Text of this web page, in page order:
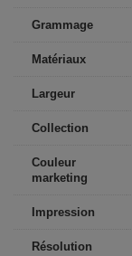
Grammage
Matériaux
Largeur
Collection
Couleur
marketing
Impression
Résolution